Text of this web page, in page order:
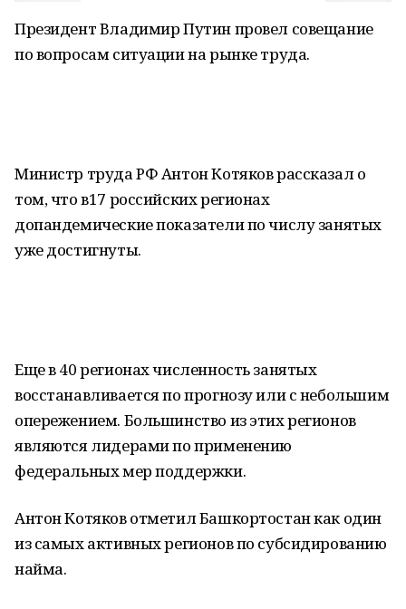
Президент Владимир Путин провел совещание
по вопросам ситуации на рынке труда.
Министр труда РФ Антон Котяков рассказал о
том, что в17 российских регионах
допандемические показатели по числу занятых
уже достигнуты.
Еще в 40 регионах численность занятых
восстанавливается по прогнозу или с небольшим
опережением. Большинство из этих регионов
являются лидерами по применению
федеральных мер поддержки.
Антон Котяков отметил Башкортостан как один
из самых активных регионов по субсидированию
найма.